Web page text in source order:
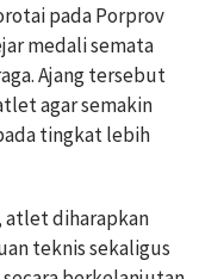
pada Porprov
medali semata
Ajang tersebut
agar semakin
tingkat lebih
atlet diharapkan
teknis sekaligus